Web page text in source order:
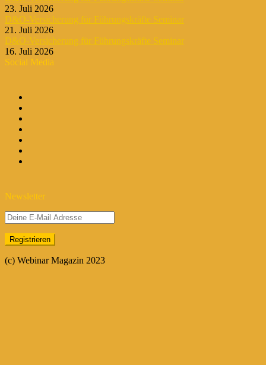
23. Juli 2026
D&O-Versicherung für Führungskräfte Seminar
21. Juli 2026
D&O-Versicherung für Führungskräfte Seminar
16. Juli 2026
Social Media
Newsletter
(c) Webinar Magazin 2023